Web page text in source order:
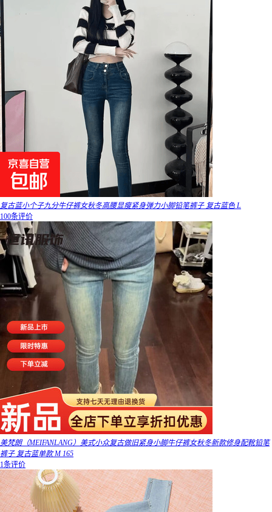
复古蓝小个子九分牛仔裤女秋冬高腰显瘦紧身弹力小脚铅笔裤子 复古蓝色 L
100条评价
美梵朗（MEIFANLANG）美式小众复古做旧紧身小脚牛仔裤女秋冬新款修身配靴铅笔
裤子 复古蓝单款 M 165
1条评价